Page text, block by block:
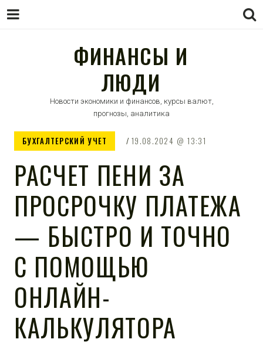
ФИНАНСЫ И
ЛЮДИ
Новости экономики и финансов, курсы валют,
прогнозы, аналитика
БУХГАЛТЕРСКИЙ УЧЕТ 19.08.2024 13:31
РАСЧЕТ ПЕНИ ЗА
ПРОСРОЧКУ ПЛАТЕЖА
— БЫСТРО И ТОЧНО
С ПОМОЩЬЮ
ОНЛАЙН-
КАЛЬКУЛЯТОРА